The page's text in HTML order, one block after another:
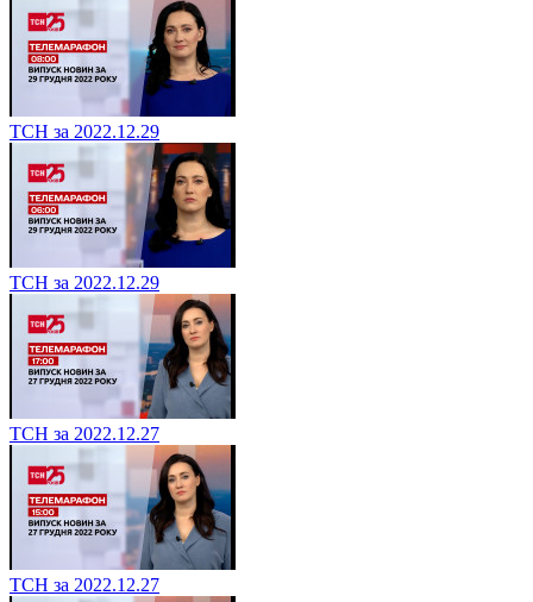
ТСН за 2022.12.29
ТСН за 2022.12.29
ТСН за 2022.12.27
ТСН за 2022.12.27